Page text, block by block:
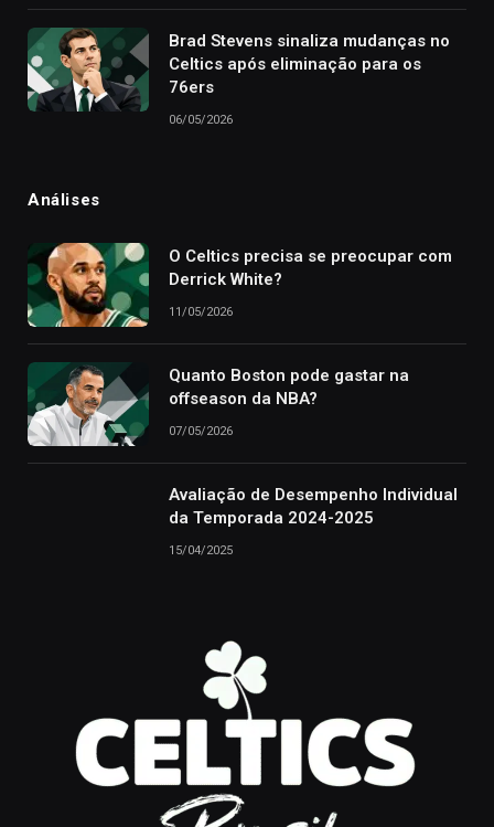
Brad Stevens sinaliza mudanças no
Celtics após eliminação para os
76ers
06/05/2026
Análises
O Celtics precisa se preocupar com
Derrick White?
11/05/2026
Quanto Boston pode gastar na
offseason da NBA?
07/05/2026
Avaliação de Desempenho Individual
da Temporada 2024-2025
15/04/2025